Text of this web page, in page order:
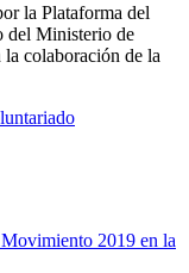
la Plataforma del
del Ministerio de
colaboración de la
2019 en la